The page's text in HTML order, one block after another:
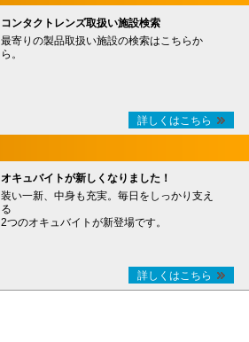
コンタクトレンズ取扱い施設検索
最寄りの製品取扱い施設の検索はこちらか
ら。
詳しくはこちら
オキュバイトが新しくなりました！
装い一新、中身も充実。毎日をしっかり支え
る
2つのオキュバイトが新登場です。
詳しくはこちら